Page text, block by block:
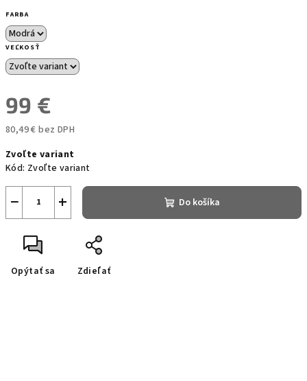
FARBA
VEĽKOSŤ
99 €
80,49 € bez DPH
cena:
Zvoľte variant
Kód: Zvoľte variant
+
− Do košíka
Opýtať sa Zdieľať